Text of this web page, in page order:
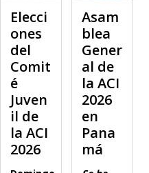
Elecci
ones
del
Comit
é
Juven
il de
la ACI
2026
Asam
blea
Gener
al de
la ACI
2026
en
Pana
má